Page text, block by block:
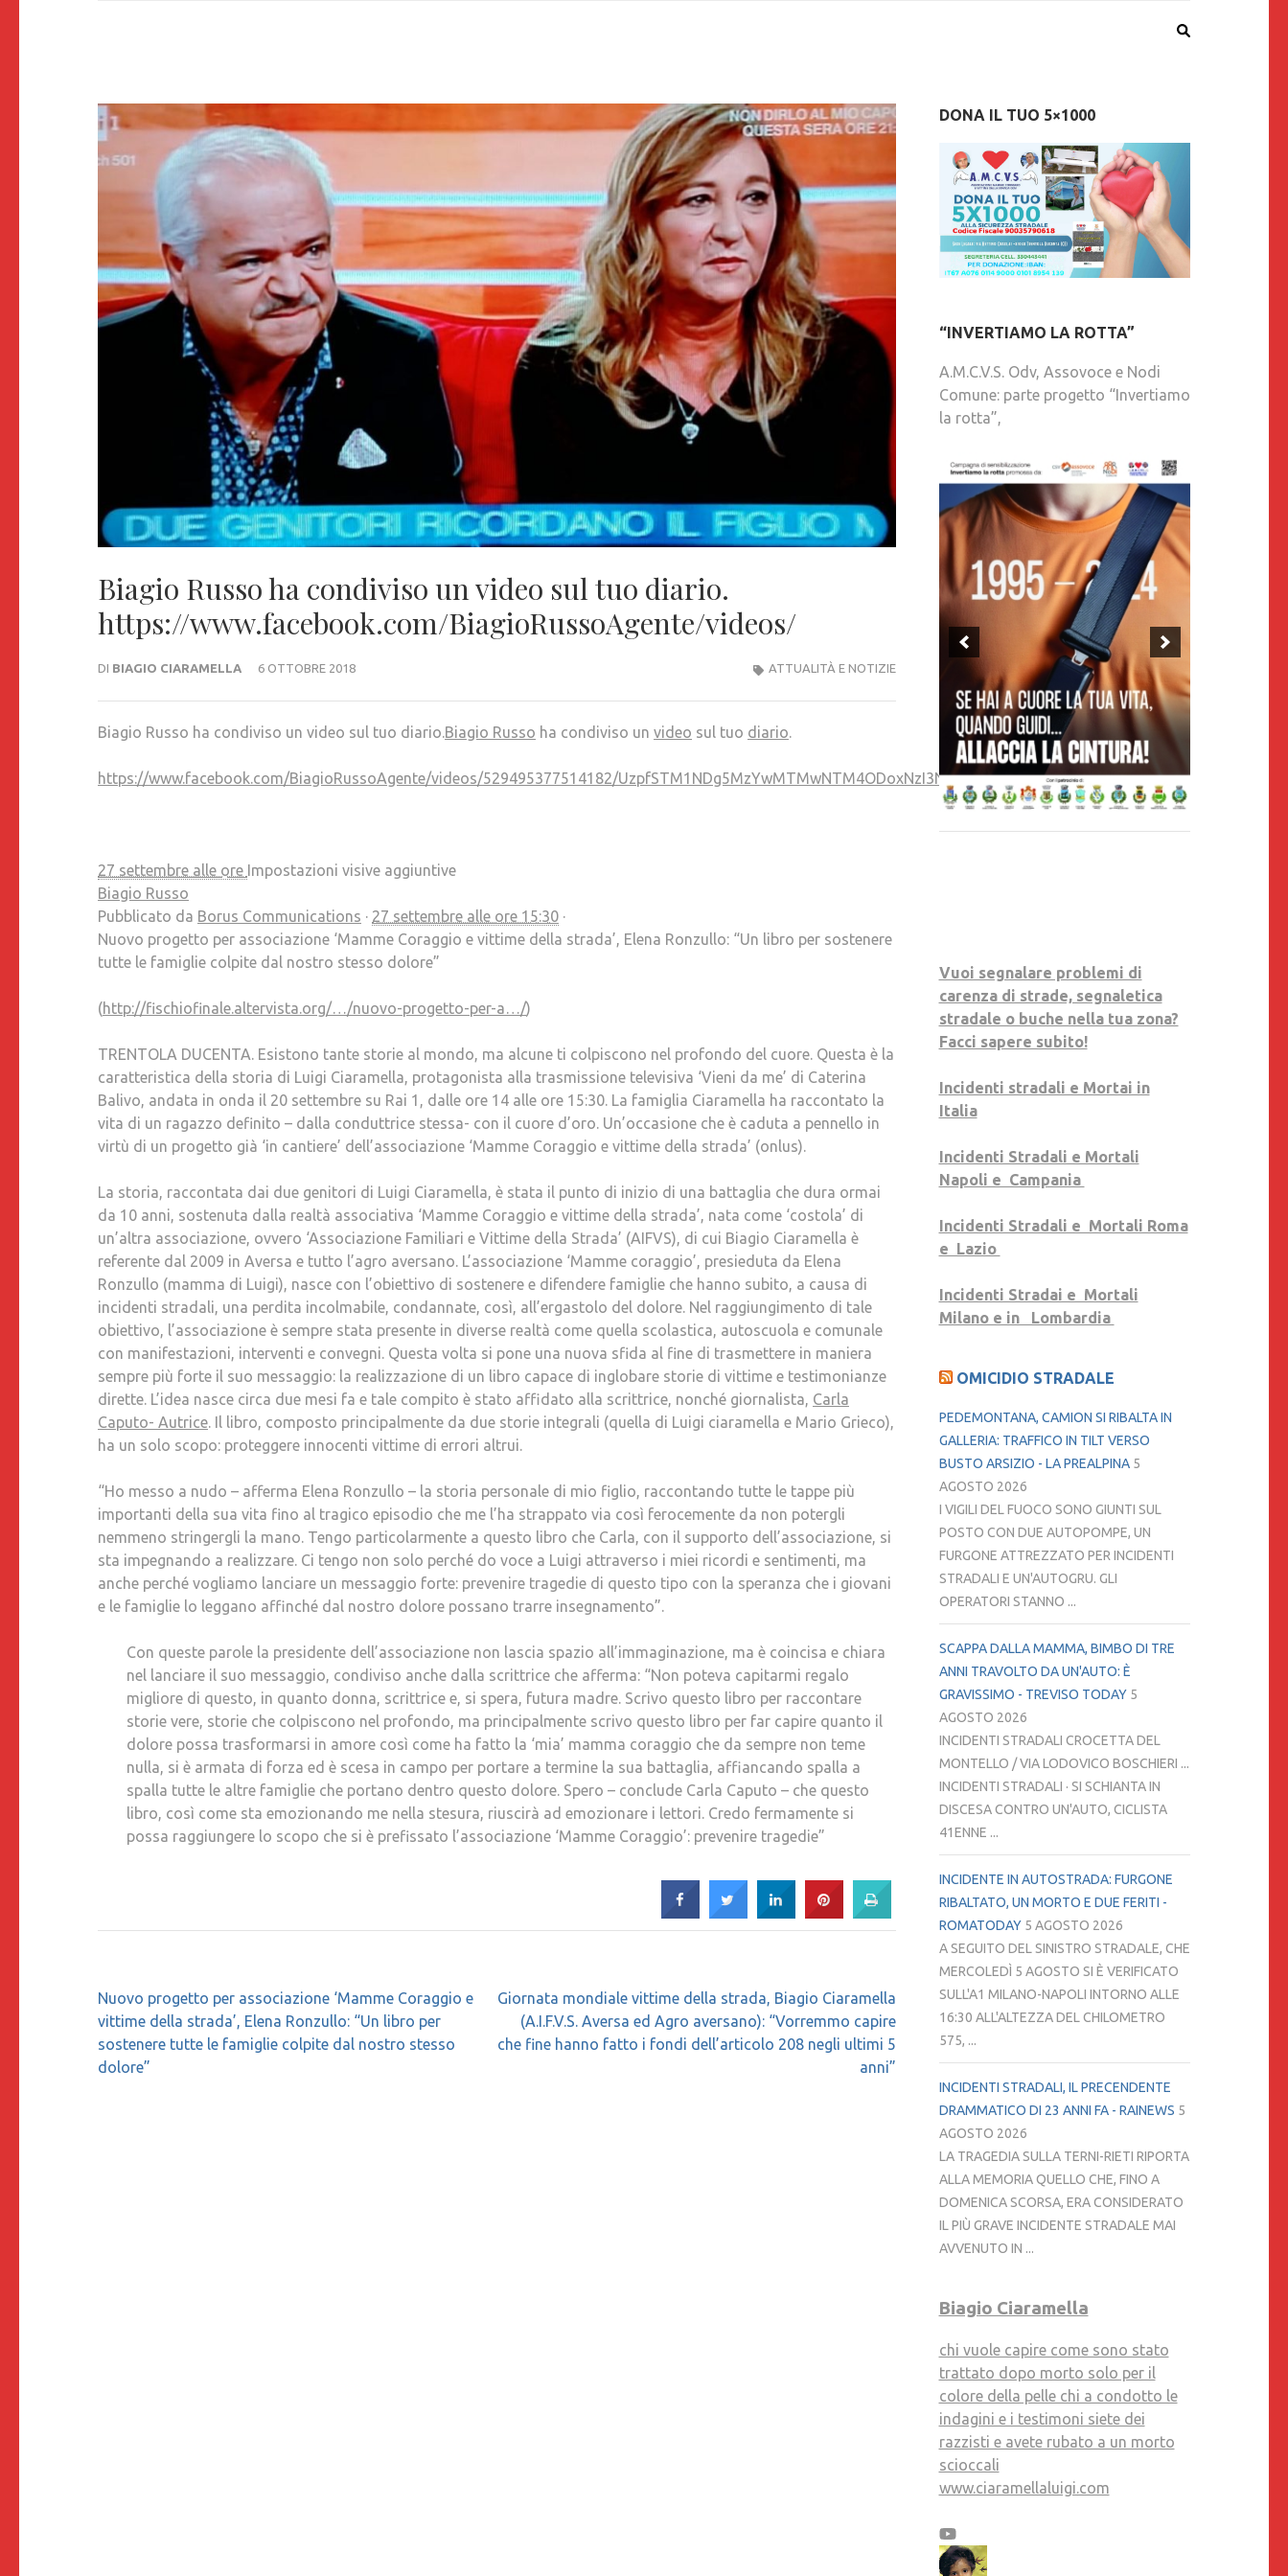
Biagio Russo ha condiviso un video sul tuo diario.
https://www.facebook.com/BiagioRussoAgente/videos/
DI BIAGIO CIARAMELLA 6 OTTOBRE 2018 ATTUALITÀ E NOTIZIE
Biagio Russo ha condiviso un video sul tuo diario.Biagio Russo ha condiviso un video sul tuo diario.
https://www.facebook.com/BiagioRussoAgente/videos/529495377514182/UzpfSTM1NDg5MzYwMTMwNTM4ODoxNzI3NzE0NDAwNjg5OTYx/
27 settembre alle ore Impostazioni visive aggiuntive
Biagio Russo
Pubblicato da Borus Communications · 27 settembre alle ore 15:30 ·
Nuovo progetto per associazione ‘Mamme Coraggio e vittime della strada’, Elena Ronzullo: “Un libro per sostenere
tutte le famiglie colpite dal nostro stesso dolore”
(http://fischiofinale.altervista.org/…/nuovo-progetto-per-a…/)
TRENTOLA DUCENTA. Esistono tante storie al mondo, ma alcune ti colpiscono nel profondo del cuore. Questa è la
caratteristica della storia di Luigi Ciaramella, protagonista alla trasmissione televisiva ‘Vieni da me’ di Caterina
Balivo, andata in onda il 20 settembre su Rai 1, dalle ore 14 alle ore 15:30. La famiglia Ciaramella ha raccontato la
vita di un ragazzo definito – dalla conduttrice stessa- con il cuore d’oro. Un’occasione che è caduta a pennello in
virtù di un progetto già ‘in cantiere’ dell’associazione ‘Mamme Coraggio e vittime della strada’ (onlus).
La storia, raccontata dai due genitori di Luigi Ciaramella, è stata il punto di inizio di una battaglia che dura ormai
da 10 anni, sostenuta dalla realtà associativa ‘Mamme Coraggio e vittime della strada’, nata come ‘costola’ di
un’altra associazione, ovvero ‘Associazione Familiari e Vittime della Strada’ (AIFVS), di cui Biagio Ciaramella è
referente dal 2009 in Aversa e tutto l’agro aversano. L’associazione ‘Mamme coraggio’, presieduta da Elena
Ronzullo (mamma di Luigi), nasce con l’obiettivo di sostenere e difendere famiglie che hanno subito, a causa di
incidenti stradali, una perdita incolmabile, condannate, così, all’ergastolo del dolore. Nel raggiungimento di tale
obiettivo, l’associazione è sempre stata presente in diverse realtà come quella scolastica, autoscuola e comunale
con manifestazioni, interventi e convegni. Questa volta si pone una nuova sfida al fine di trasmettere in maniera
sempre più forte il suo messaggio: la realizzazione di un libro capace di inglobare storie di vittime e testimonianze
dirette. L’idea nasce circa due mesi fa e tale compito è stato affidato alla scrittrice, nonché giornalista, Carla
Caputo- Autrice. Il libro, composto principalmente da due storie integrali (quella di Luigi ciaramella e Mario Grieco),
ha un solo scopo: proteggere innocenti vittime di errori altrui.
“Ho messo a nudo – afferma Elena Ronzullo – la storia personale di mio figlio, raccontando tutte le tappe più
importanti della sua vita fino al tragico episodio che me l’ha strappato via così ferocemente da non potergli
nemmeno stringergli la mano. Tengo particolarmente a questo libro che Carla, con il supporto dell’associazione, si
sta impegnando a realizzare. Ci tengo non solo perché do voce a Luigi attraverso i miei ricordi e sentimenti, ma
anche perché vogliamo lanciare un messaggio forte: prevenire tragedie di questo tipo con la speranza che i giovani
e le famiglie lo leggano affinché dal nostro dolore possano trarre insegnamento”.
Con queste parole la presidente dell’associazione non lascia spazio all’immaginazione, ma è coincisa e chiara
nel lanciare il suo messaggio, condiviso anche dalla scrittrice che afferma: “Non poteva capitarmi regalo
migliore di questo, in quanto donna, scrittrice e, si spera, futura madre. Scrivo questo libro per raccontare
storie vere, storie che colpiscono nel profondo, ma principalmente scrivo questo libro per far capire quanto il
dolore possa trasformarsi in amore così come ha fatto la ‘mia’ mamma coraggio che da sempre non teme
nulla, si è armata di forza ed è scesa in campo per portare a termine la sua battaglia, affiancando spalla a
spalla tutte le altre famiglie che portano dentro questo dolore. Spero – conclude Carla Caputo – che questo
libro, così come sta emozionando me nella stesura, riuscirà ad emozionare i lettori. Credo fermamente si
possa raggiungere lo scopo che si è prefissato l’associazione ‘Mamme Coraggio’: prevenire tragedie”
Navigazione
articoli
Nuovo progetto per associazione ‘Mamme Coraggio e
vittime della strada’, Elena Ronzullo: “Un libro per
sostenere tutte le famiglie colpite dal nostro stesso
dolore”
Giornata mondiale vittime della strada, Biagio Ciaramella
(A.I.F.V.S. Aversa ed Agro aversano): “Vorremmo capire
che fine hanno fatto i fondi dell’articolo 208 negli ultimi 5
anni”
DONA IL TUO 5×1000
“INVERTIAMO LA ROTTA”
A.M.C.V.S. Odv, Assovoce e Nodi
Comune: parte progetto “Invertiamo
la rotta”,
Vuoi segnalare problemi di
carenza di strade, segnaletica
stradale o buche nella tua zona?
Facci sapere subito!
Incidenti stradali e Mortai in
Italia
Incidenti Stradali e Mortali
Napoli e Campania
Incidenti Stradali e Mortali Roma
e Lazio
Incidenti Stradai e Mortali
Milano e in Lombardia
OMICIDIO STRADALE
PEDEMONTANA, CAMION SI RIBALTA IN
GALLERIA: TRAFFICO IN TILT VERSO
BUSTO ARSIZIO - LA PREALPINA 5
AGOSTO 2026
I VIGILI DEL FUOCO SONO GIUNTI SUL
POSTO CON DUE AUTOPOMPE, UN
FURGONE ATTREZZATO PER INCIDENTI
STRADALI E UN'AUTOGRU. GLI
OPERATORI STANNO ...
SCAPPA DALLA MAMMA, BIMBO DI TRE
ANNI TRAVOLTO DA UN'AUTO: È
GRAVISSIMO - TREVISO TODAY 5
AGOSTO 2026
INCIDENTI STRADALI CROCETTA DEL
MONTELLO / VIA LODOVICO BOSCHIERI ...
INCIDENTI STRADALI · SI SCHIANTA IN
DISCESA CONTRO UN'AUTO, CICLISTA
41ENNE ...
INCIDENTE IN AUTOSTRADA: FURGONE
RIBALTATO, UN MORTO E DUE FERITI -
ROMATODAY 5 AGOSTO 2026
A SEGUITO DEL SINISTRO STRADALE, CHE
MERCOLEDÌ 5 AGOSTO SI È VERIFICATO
SULL'A1 MILANO-NAPOLI INTORNO ALLE
16:30 ALL'ALTEZZA DEL CHILOMETRO
575, ...
INCIDENTI STRADALI, IL PRECENDENTE
DRAMMATICO DI 23 ANNI FA - RAINEWS 5
AGOSTO 2026
LA TRAGEDIA SULLA TERNI-RIETI RIPORTA
ALLA MEMORIA QUELLO CHE, FINO A
DOMENICA SCORSA, ERA CONSIDERATO
IL PIÙ GRAVE INCIDENTE STRADALE MAI
AVVENUTO IN ...
Biagio Ciaramella
chi vuole capire come sono stato
trattato dopo morto solo per il
colore della pelle chi a condotto le
indagini e i testimoni siete dei
razzisti e avete rubato a un morto
scioccali
www.ciaramellaluigi.com